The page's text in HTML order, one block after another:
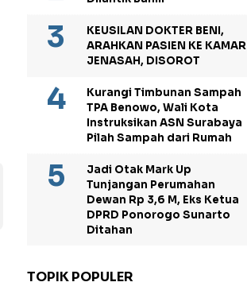
KEUSILAN DOKTER BENI,
ARAHKAN PASIEN KE KAMAR
JENASAH, DISOROT
Kurangi Timbunan Sampah
TPA Benowo, Wali Kota
Instruksikan ASN Surabaya
Pilah Sampah dari Rumah
Jadi Otak Mark Up
Tunjangan Perumahan
Dewan Rp 3,6 M, Eks Ketua
DPRD Ponorogo Sunarto
Ditahan
TOPIK POPULER